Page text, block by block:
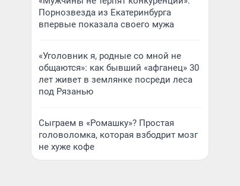
Порнозвезда из Екатеринбурга
впервые показала своего мужа
«Уголовник я, родные со мной не
общаются»: как бывший «афганец» 30
лет живет в землянке посреди леса
под Рязанью
Сыграем в «Ромашку»? Простая
головоломка, которая взбодрит мозг
не хуже кофе